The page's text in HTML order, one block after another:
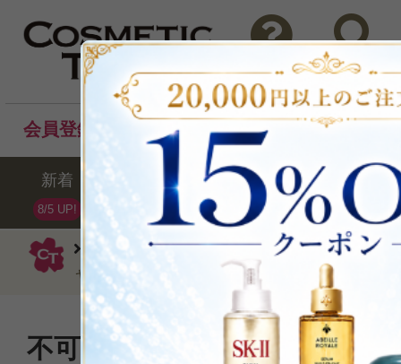
ランコム クリーム
レネルジー
ャンボサイズ75ml
問い合わせ 検索
会員登録後のお買い物でポイントプレゼント！
新着
8/5 UP!
セール ランキング ブ
不可能を可能にする「レネル